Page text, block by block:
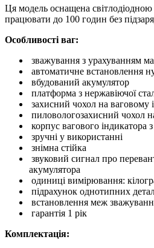
Ця модель оснащена
працювати до 100 годин без
Особливості ваг:
зважування з урахуванням
автоматичне встановлення
вбудований акумулятор
платформа з нержавіючої
захисний чохол на ваговому
пиловологозахисний чохол
корпус вагового індикатора
зручні у використанні
знімна стійка
звуковий сигнал про
акумулятора
одиниці вимірювання:
підрахунок однотипних
встановлення меж
гарантія 1 рік
Комплектація: